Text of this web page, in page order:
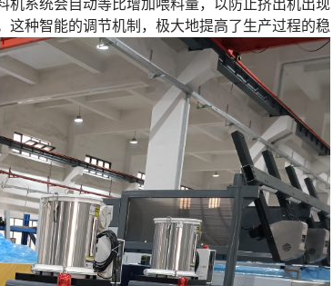
机系统会自动等比增加喂料量，以防止挤出机出现
种智能的调节机制，极大地提高了生产过程的稳